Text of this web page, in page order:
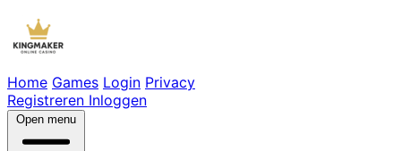
Home Games Login Privacy
Registreren Inloggen
Open menu